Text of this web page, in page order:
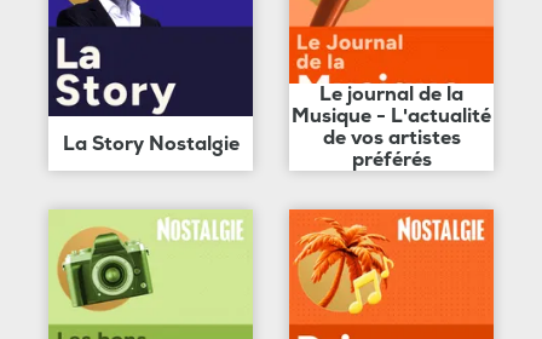
La Story Nostalgie
Le journal de la
Musique - L'actualité
de vos artistes
préférés